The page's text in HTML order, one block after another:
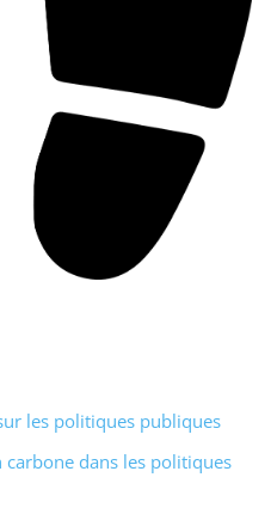
les politiques publiques
dans les politiques